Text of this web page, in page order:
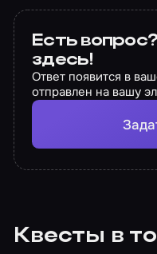
Есть
здесь!
Ответ появится в
отправлен на вашу
Квесты в